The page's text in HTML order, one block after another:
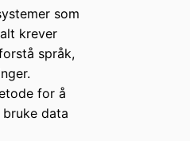
som
krever
språk,
for å
data